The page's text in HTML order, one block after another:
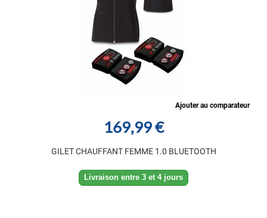
Ajouter au comparateur
169,99 €
GILET CHAUFFANT FEMME 1.0 BLUETOOTH
Livraison entre 3 et 4 jours